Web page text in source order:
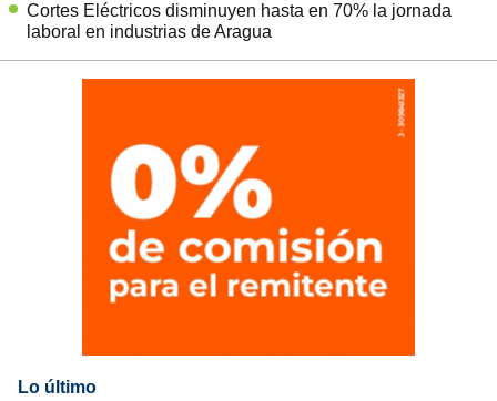
Cortes Eléctricos disminuyen hasta en 70% la jornada
laboral en industrias de Aragua
Lo último